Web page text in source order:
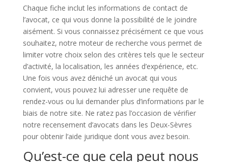
Chaque fiche inclut les informations de contact de
l’avocat, ce qui vous donne la possibilité de le joindre
aisément. Si vous connaissez précisément ce que vous
souhaitez, notre moteur de recherche vous permet de
limiter votre choix selon des critères tels que le secteur
d’activité, la localisation, les années d’expérience, etc.
Une fois vous avez déniché un avocat qui vous
convient, vous pouvez lui adresser une requête de
rendez-vous ou lui demander plus d’informations par le
biais de notre site. Ne ratez pas l’occasion de vérifier
notre recensement d’avocats dans les Deux-Sèvres
pour obtenir l’aide juridique dont vous avez besoin.
Qu’est-ce que cela peut nous